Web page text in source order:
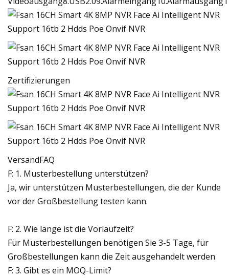
Zertifizierungen
VersandFAQ
F: 1. Musterbestellung unterstützen?
Ja, wir unterstützen Musterbestellungen, die der Kunde
vor der Großbestellung testen kann.
F: 2. Wie lange ist die Vorlaufzeit?
Für Musterbestellungen benötigen Sie 3-5 Tage, für
Großbestellungen kann die Zeit ausgehandelt werden
F: 3. Gibt es ein MOQ-Limit?